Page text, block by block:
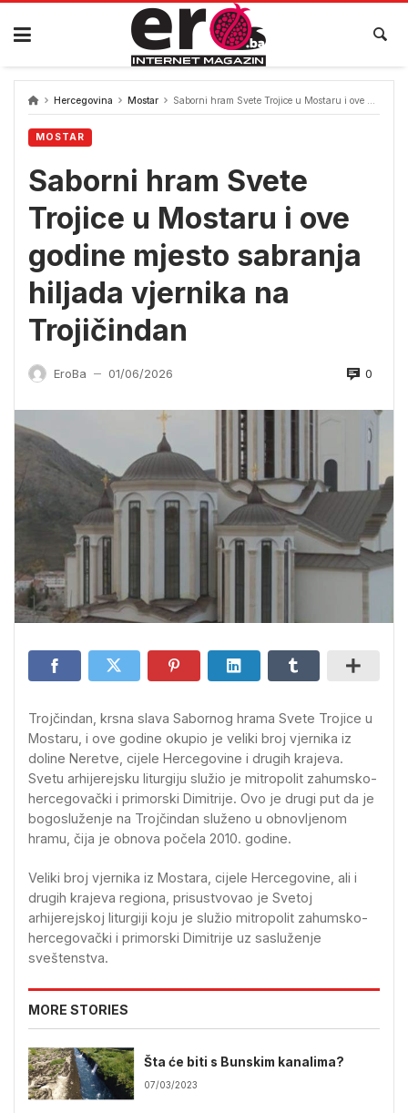
Skip
content
Hercegovina Mostar Saborni hram Svete Trojice u Mostaru i ove godine mjesto sabranja hiljada vjernika na Trojičindan
MOSTAR
Saborni hram Svete
Trojice u Mostaru i ove
godine mjesto sabranja
hiljada vjernika na
Trojičindan
EroBa — 01/06/2026 0
Trojčindan, krsna slava Sabornog hrama Svete Trojice u
Mostaru, i ove godine okupio je veliki broj vjernika iz
doline Neretve, cijele Hercegovine i drugih krajeva.
Svetu arhijerejsku liturgiju služio je mitropolit zahumsko-
hercegovački i primorski Dimitrije. Ovo je drugi put da je
bogosluženje na Trojčindan služeno u obnovljenom
hramu, čija je obnova počela 2010. godine.
Veliki broj vjernika iz Mostara, cijele Hercegovine, ali i
drugih krajeva regiona, prisustvovao je Svetoj
arhijerejskoj liturgiji koju je služio mitropolit zahumsko-
hercegovački i primorski Dimitrije uz sasluženje
sveštenstva.
MORE STORIES
Šta će biti s Bunskim kanalima?
07/03/2023